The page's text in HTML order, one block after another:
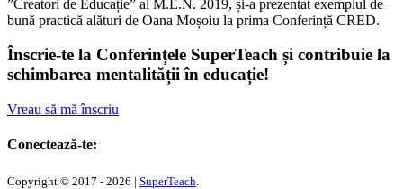
”Creatori de Educație” al M.E.N. 2019, și-a prezentat exemplul de
bună practică alături de Oana Moșoiu la prima Conferință CRED.
Înscrie-te la Conferințele SuperTeach și contribuie la
schimbarea mentalității în educație!
Vreau să mă înscriu
Conectează-te:
Copyright © 2017 - 2026 | SuperTeach